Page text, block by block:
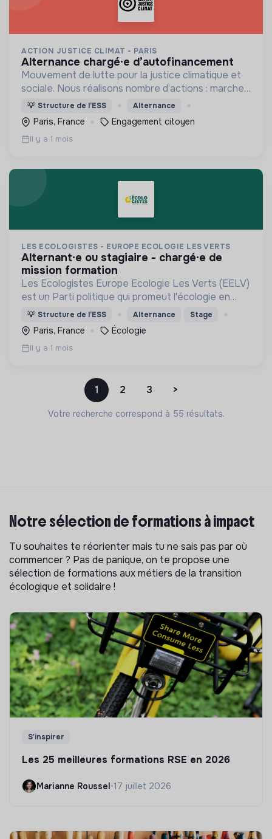
ACTION JUSTICE CLIMAT - PARIS
alternance chargé·e d’autofinancement
Mouvement de lutte pour la justice climatique et
sociale. Nous réalisons nombre d’actions : marches
pour le climat, actions de mobilisation citoyenne
non-violente, formations, luttes locales, etc.
💡 Structure de l’ESS Alternance
Paris, France Engagement citoyen
Il y a 1 mois
LES ECOLOGISTES - EUROPE ECOLOGIE LES VERTS
alternant·e ou stagiaire - chargé·e de
mission formation
Les Ecologistes Europe Ecologie Les Verts (EELV)
est un Parti politique qui promeut l'écologie en
France et en Europe.
💡 Structure de l’ESS Alternance Stage
Paris, France Écologie
Il y a 1 mois
1 2 3 >
Votre recherche correspond à 55 résultats.
Notre sélection de formations à impact
Tu souhaites te réorienter mais tu ne sais pas par où
commencer ? Pas de panique, on te propose une
sélection de formations aux métiers de la transition
écologique et solidaire !
S'inspirer
Les 25 meilleures formations RSE en 2026
Marianne Roussel•17 juillet 2026